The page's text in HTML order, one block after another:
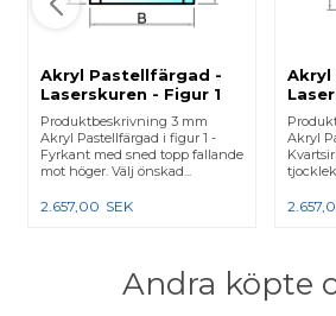
Akryl Pastellfärgad -
Laserskuren - Figur 1
Produktbeskrivning 3 mm
Akryl Pastellfärgad i figur 1 -
Fyrkant med sned topp fallande
mot höger. Välj önskad...
2.657,00 SEK
Akryl
Andra köpte